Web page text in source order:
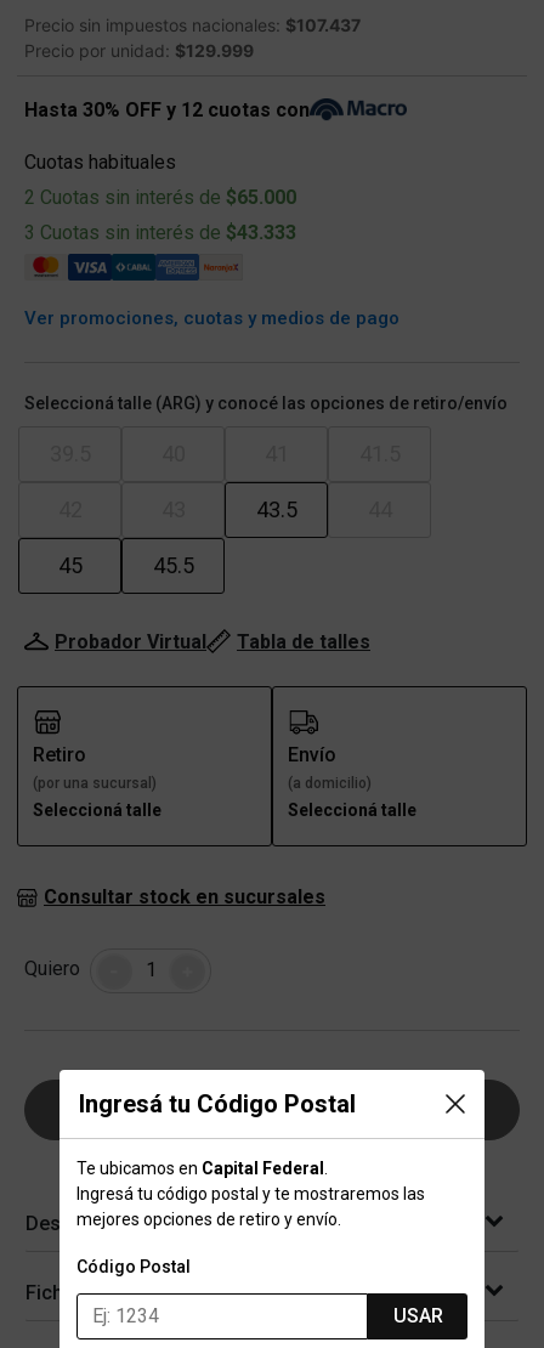
Ingresá tu Código Postal
Te ubicamos en Capital Federal
Ingresá tu código postal y te mostraremos las
mejores opciones de retiro y envío.
Código Postal
USAR
Precio sin impuestos nacionales: $107.437
Precio por unidad: $129.999
Hasta 30% OFF y 12 cuotas con
Cuotas habituales
2 Cuotas sin interés de $65.000
3 Cuotas sin interés de $43.333
Ver promociones, cuotas y medios de pago
Seleccioná talle (ARG) y conocé las opciones de retiro/envío
43.5
45 45.5
Probador Virtual Tabla de talles
Retiro
(por una sucursal)
Seleccioná talle
Envío
(a domicilio)
Seleccioná talle
Consultar stock en sucursales
Quiero Cantidad
AGREGAR AL CARRITO
Descripción
Ficha técnica